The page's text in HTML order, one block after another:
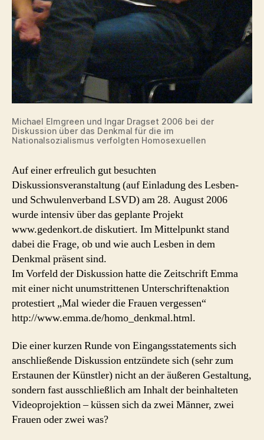
Michael Elmgreen und Ingar Dragset 2006 bei der
Diskussion über das Denkmal für die im
Nationalsozialismus verfolgten Homosexuellen
Auf einer erfreulich gut besuchten
Diskussionsveranstaltung (auf Einladung des Lesben-
und Schwulenverband LSVD) am 28. August 2006
wurde intensiv über das geplante Projekt
www.gedenkort.de diskutiert. Im Mittelpunkt stand
dabei die Frage, ob und wie auch Lesben in dem
Denkmal präsent sind.
Im Vorfeld der Diskussion hatte die Zeitschrift Emma
mit einer nicht unumstrittenen Unterschriftenaktion
protestiert „Mal wieder die Frauen vergessen“
http://www.emma.de/homo_denkmal.html.
Die einer kurzen Runde von Eingangsstatements sich
anschließende Diskussion entzündete sich (sehr zum
Erstaunen der Künstler) nicht an der äußeren Gestaltung,
sondern fast ausschließlich am Inhalt der beinhalteten
Videoprojektion – küssen sich da zwei Männer, zwei
Frauen oder zwei was?